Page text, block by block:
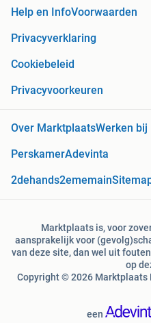
Help en InfoVoorwaarden
Privacyverklaring
Cookiebeleid
Privacyvoorkeuren
Over MarktplaatsWerken bij
PerskamerAdevinta
2dehands2ememain
Marktplaats is, voor
aansprakelijk voor
van deze site, dan wel uit
op
Copyright © 2026 Marktplaats
een